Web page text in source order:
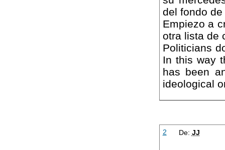
del fondo
Empiezo a
otra lista de
Politicians
In this way
has been
ideological
2 De: JJ